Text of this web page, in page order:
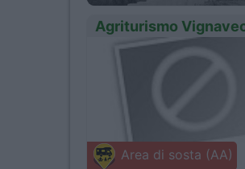
Agriturismo
Area di sosta (AA)